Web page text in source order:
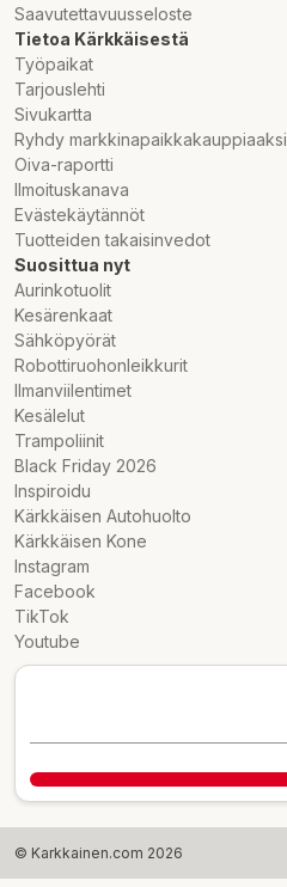
Saavutettavuusseloste
Tietoa Kärkkäisestä
Työpaikat
Tarjouslehti
Sivukartta
Ryhdy markkinapaikkakauppiaaksi
Oiva-raportti
Ilmoituskanava
Evästekäytännöt
Tuotteiden takaisinvedot
Suosittua nyt
Aurinkotuolit
Kesärenkaat
Sähköpyörät
Robottiruohonleikkurit
Ilmanviilentimet
Kesälelut
Trampoliinit
Black Friday 2026
Inspiroidu
Kärkkäisen Autohuolto
Kärkkäisen Kone
Instagram
Facebook
TikTok
Youtube
© Karkkainen.com 2026